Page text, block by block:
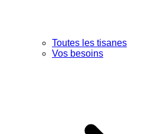
Toutes les tisanes
Vos besoins